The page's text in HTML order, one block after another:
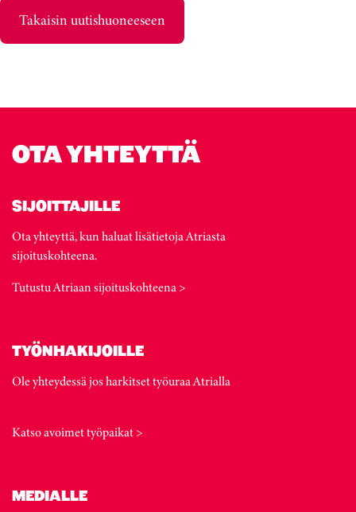
Takaisin uutishuoneeseen
OTA YHTEYTTÄ
SIJOITTAJILLE
Ota yhteyttä, kun haluat lisätietoja Atriasta
sijoituskohteena.
Tutustu Atriaan sijoituskohteena >
TYÖNHAKIJOILLE
Ole yhteydessä jos harkitset työuraa Atrialla
Katso avoimet työpaikat >
MEDIALLE